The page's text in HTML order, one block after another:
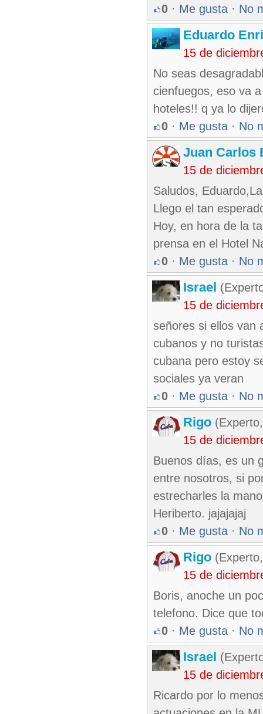
0 · Me gusta · No
Eduardo
15 de
No seas
cienfuegos, eso va
hoteles!! q ya lo
0 · Me gusta · No
Juan Carlos
15 de
Saludos,
Llego el tan
Hoy, en hora de la
prensa en el Hotel
0 · Me gusta · No
Israel
15 de
señores si ellos van
cubanos y no
cubana pero estoy
sociales ya veran
0 · Me gusta · No
Rigo
15 de
Buenos días, es un
entre nosotros, si
estrecharles la
Heriberto. jajajajaj
0 · Me gusta · No
Rigo
15 de
Boris, anoche un
telefono. Dice que
0 · Me gusta · No
Israel
15 de
Ricardo por lo